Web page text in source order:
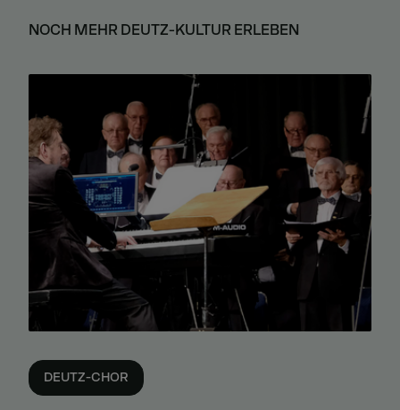
NOCH MEHR DEUTZ-KULTUR ERLEBEN
DEUTZ-CHOR